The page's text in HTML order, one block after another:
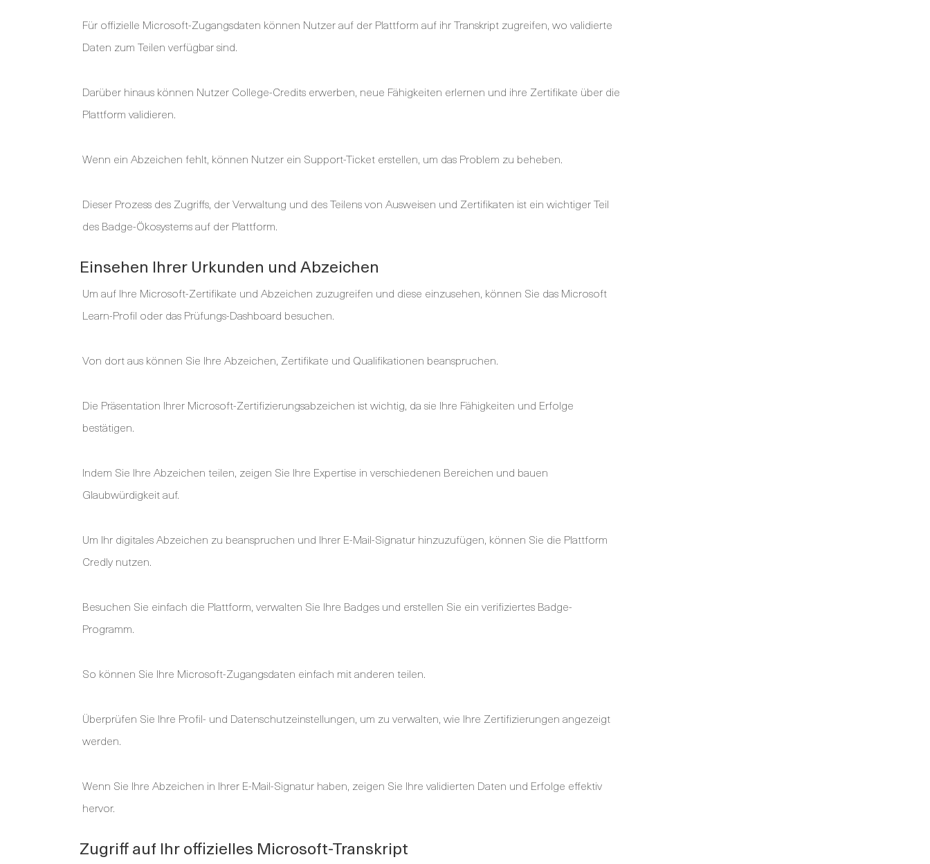
Für offizielle Microsoft-Zugangsdaten können Nutzer auf der Plattform auf ihr Transkript zugreifen, wo validierte
Daten zum Teilen verfügbar sind.
Darüber hinaus können Nutzer College-Credits erwerben, neue Fähigkeiten erlernen und ihre Zertifikate über die
Plattform validieren.
Wenn ein Abzeichen fehlt, können Nutzer ein Support-Ticket erstellen, um das Problem zu beheben.
Dieser Prozess des Zugriffs, der Verwaltung und des Teilens von Ausweisen und Zertifikaten ist ein wichtiger Teil
des Badge-Ökosystems auf der Plattform.
Einsehen Ihrer Urkunden und Abzeichen
Um auf Ihre Microsoft-Zertifikate und Abzeichen zuzugreifen und diese einzusehen, können Sie das Microsoft
Learn-Profil oder das Prüfungs-Dashboard besuchen.
Von dort aus können Sie Ihre Abzeichen, Zertifikate und Qualifikationen beanspruchen.
Die Präsentation Ihrer Microsoft-Zertifizierungsabzeichen ist wichtig, da sie Ihre Fähigkeiten und Erfolge
bestätigen.
Indem Sie Ihre Abzeichen teilen, zeigen Sie Ihre Expertise in verschiedenen Bereichen und bauen
Glaubwürdigkeit auf.
Um Ihr digitales Abzeichen zu beanspruchen und Ihrer E-Mail-Signatur hinzuzufügen, können Sie die Plattform
Credly nutzen.
Besuchen Sie einfach die Plattform, verwalten Sie Ihre Badges und erstellen Sie ein verifiziertes Badge-
Programm.
So können Sie Ihre Microsoft-Zugangsdaten einfach mit anderen teilen.
Überprüfen Sie Ihre Profil- und Datenschutzeinstellungen, um zu verwalten, wie Ihre Zertifizierungen angezeigt
werden.
Wenn Sie Ihre Abzeichen in Ihrer E-Mail-Signatur haben, zeigen Sie Ihre validierten Daten und Erfolge effektiv
hervor.
Zugriff auf Ihr offizielles Microsoft-Transkript